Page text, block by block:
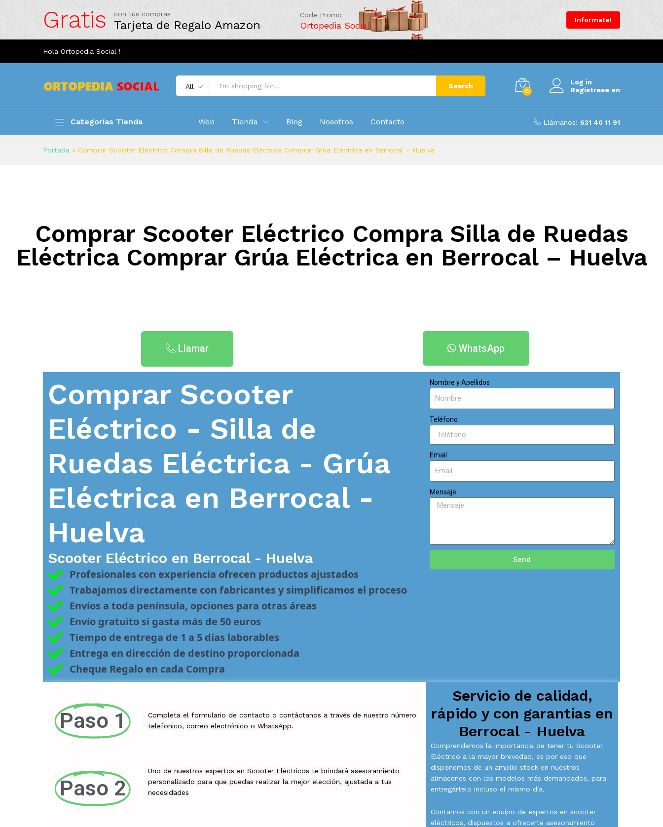
Gratis con tus compras
Tarjeta de Regalo Amazon
Code Promo
Ortopedia Social
Informate!
Hola Ortopedia Social !
All Search
0
Log in
Regístrese en
Categorías Tienda Web Tienda Blog Nosotros Contacto Llámanos: 631 40 11 91
Portada » Comprar Scooter Eléctrico Compra Silla de Ruedas Eléctrica Comprar Grúa Eléctrica en Berrocal – Huelva
Comprar Scooter Eléctrico Compra Silla de Ruedas
Eléctrica Comprar Grúa Eléctrica en Berrocal – Huelva
Llamar WhatsApp
Comprar Scooter
Eléctrico - Silla de
Ruedas Eléctrica - Grúa
Eléctrica en Berrocal -
Huelva
Scooter Eléctrico en Berrocal - Huelva
Profesionales con experiencia ofrecen productos ajustados
Trabajamos directamente con fabricantes y simplificamos el proceso
Envíos a toda península, opciones para otras áreas
Envío gratuito si gasta más de 50 euros
Tiempo de entrega de 1 a 5 días laborables
Entrega en dirección de destino proporcionada
Cheque Regalo en cada Compra
Nombre y Apellidos
Teléfono
Email
Mensaje
Send
Paso 1
Paso 2
Completa el formulario de contacto o contáctanos a través de nuestro número
telefonico, correo electrónico o WhatsApp.
Uno de nuestros expertos en Scooter Eléctricos te brindará asesoramiento
personalizado para que puedas realizar la mejor elección, ajustada a tus
necesidades
Servicio de calidad,
rápido y con garantías en
Berrocal - Huelva
Comprendemos la importancia de tener tu Scooter
Eléctrico a la mayor brevedad, es por eso que
disponemos de un amplio stock en nuestros
almacenes con los modelos más demandados, para
entregártelo incluso el mismo día.
Contamos con un equipo de expertos en scooter
eléctricos, dispuestos a ofrecerte asesoramiento